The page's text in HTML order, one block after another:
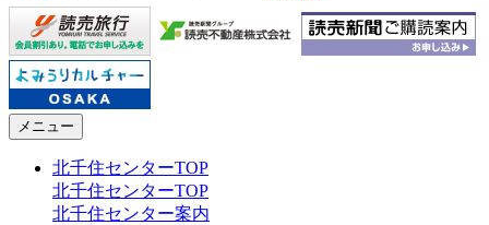
メニュー
北千住センターTOP
北千住センターTOP
北千住センター案内